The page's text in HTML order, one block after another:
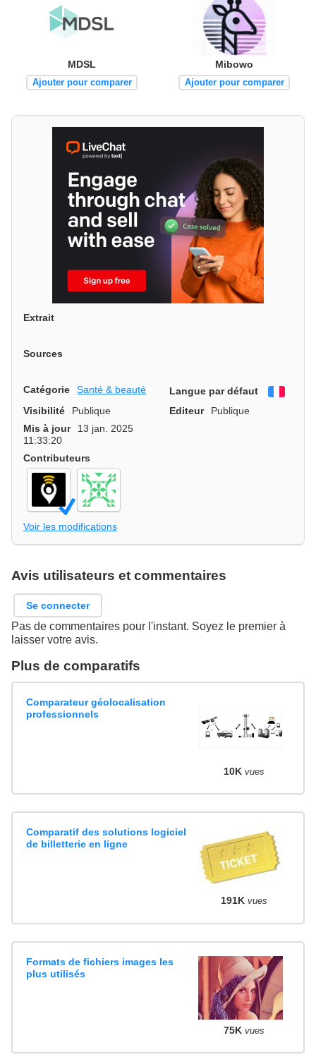
MDSL
Ajouter pour comparer
Mibowo
Ajouter pour comparer
Extrait
Sources
Catégorie Santé & beauté Langue par défaut
Visibilité
Publique Editeur
Publique
Mis à jour
13 jan. 2025
11:33:20
Contributeurs
Voir les modifications
Avis utilisateurs et commentaires
Se connecter
Pas de commentaires pour l'instant. Soyez le premier à
laisser votre avis.
Plus de comparatifs
Comparateur géolocalisation
professionnels
10K vues
Comparatif des solutions logiciel
de billetterie en ligne
191K vues
Formats de fichiers images les
plus utilisés
75K vues